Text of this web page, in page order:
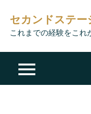
content
セカンドステー
これまでの経験をこれ